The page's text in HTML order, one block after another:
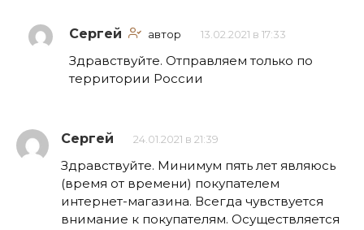
Сергей автор 13.02.2021 в 17:33
Здравствуйте. Отправляем только по
территории России
Сергей 24.01.2021 в 21:39
Здравствуйте. Минимум пять лет являюсь
(время от времени) покупателем
интернет-магазина. Всегда чувствуется
внимание к покупателям. Осуществляется